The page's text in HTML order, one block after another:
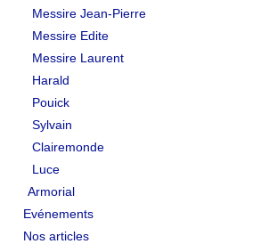
Clairemonde
Armorial
EVÉNEMENTS
Impressions de fauconnerie
Messire Jean-Pierre
Messire Edite
Messire Laurent
Harald
Pouick
Sylvain
Clairemonde
Luce
Armorial
Evénements
Nos articles